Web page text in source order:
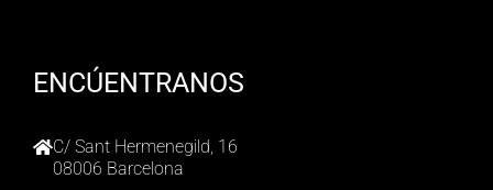
ENCÚENTRANOS
C/ Sant Hermenegild, 16
08006 Barcelona